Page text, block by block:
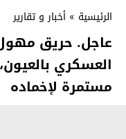
الرئيسية » أخبار و تقارير
عاجل. حريق
العسكري
مستمرة لإخماده